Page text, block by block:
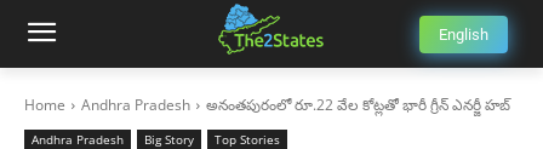
English
Home Andhra Pradesh అనంతపురంలో రూ.22 వేల కోట్లతో భారీ గ్రీన్ ఎనర్జీ హబ్
Andhra Pradesh Big Story Top Stories